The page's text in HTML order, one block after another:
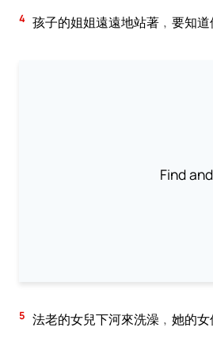
4 孩子的姐姐遠遠地站著﹐要知道
Find
5 法老的女兒下河來洗澡﹐她的